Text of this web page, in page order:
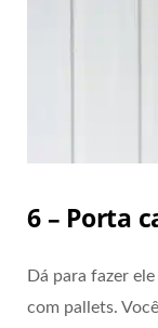
6 – Porta
Dá para fazer
com pallets.